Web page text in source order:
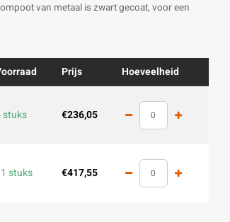
van metaal is zwart gecoat, voor een
Prijs Hoeveelheid
stuks €236,05
stuks €417,55